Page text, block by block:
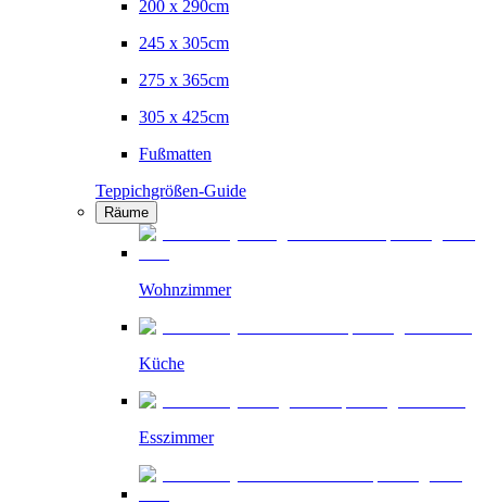
200 x 290cm
245 x 305cm
275 x 365cm
305 x 425cm
Fußmatten
Teppichgrößen-Guide
Räume
Wohnzimmer
Küche
Esszimmer